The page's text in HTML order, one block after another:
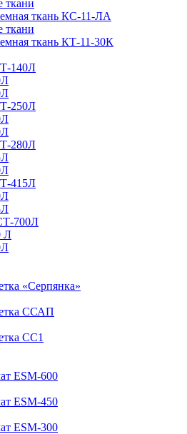
ткани
ткань КС-11-ЛА
ткани
ткань КТ-11-30К
140Л
250Л
280Л
415Л
700Л
Л
«Серпянка»
ССАП
СС1
ESM-600
ESM-450
ESM-300